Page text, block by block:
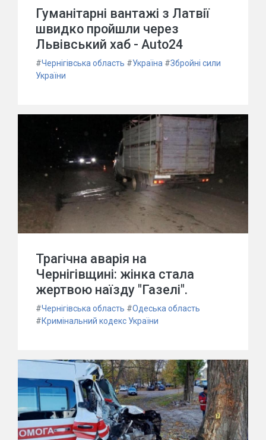
Гуманітарні вантажі з Латвії
швидко пройшли через
Львівський хаб - Auto24
#Чернігівська область #Україна #Збройні сили
України
Трагічна аварія на
Чернігівщині: жінка стала
жертвою наїзду "Газелі".
#Чернігівська область #Одеська область
#Кримінальний кодекс України